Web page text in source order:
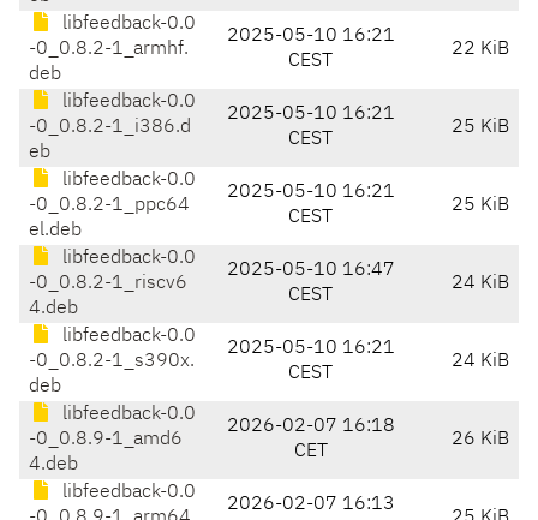
libfeedback-0.0
-0_0.8.2-1_armhf.
deb
2025-05-10 16:21
CEST
22 KiB
libfeedback-0.0
-0_0.8.2-1_i386.d
eb
2025-05-10 16:21
CEST
25 KiB
libfeedback-0.0
-0_0.8.2-1_ppc64
el.deb
2025-05-10 16:21
CEST
25 KiB
libfeedback-0.0
-0_0.8.2-1_riscv6
4.deb
2025-05-10 16:47
CEST
24 KiB
libfeedback-0.0
-0_0.8.2-1_s390x.
deb
2025-05-10 16:21
CEST
24 KiB
libfeedback-0.0
-0_0.8.9-1_amd6
4.deb
2026-02-07 16:18
CET
26 KiB
libfeedback-0.0
2026-02-07 16:13